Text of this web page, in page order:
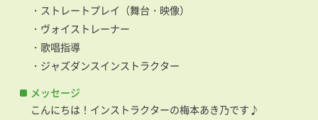
・ストレートプレイ（舞台・映像）
・ヴォイストレーナー
・歌唱指導
・ジャズダンスインストラクター
メッセージ
こんにちは！インストラクターの梅本あき乃です♪